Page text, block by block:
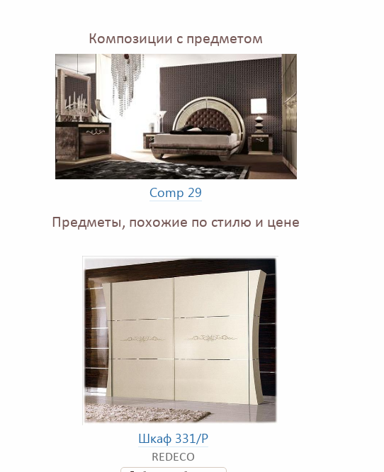
Композиции с предметом
Comp 29
Предметы, похожие по стилю и цене
Шкаф 331/P
REDECO